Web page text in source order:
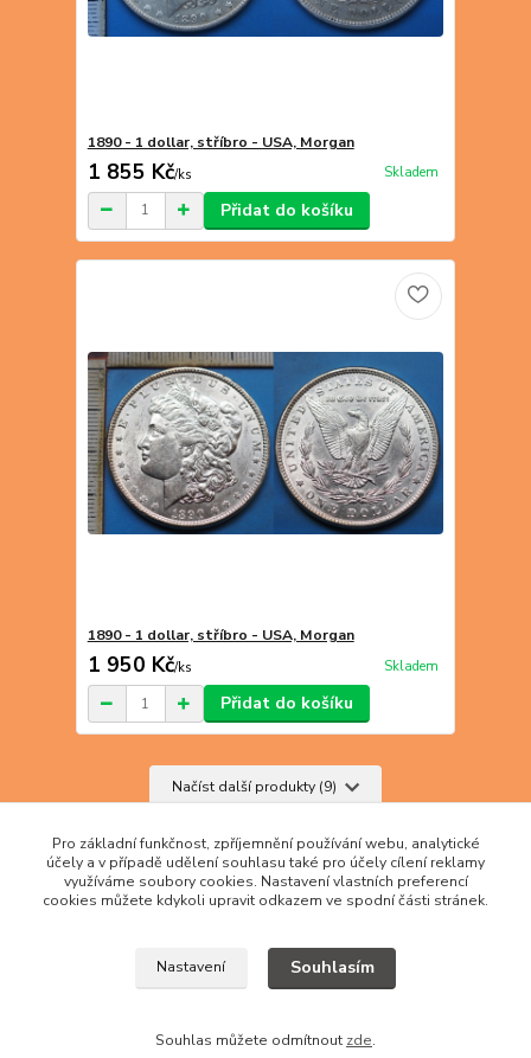
1890 - 1 dollar, stříbro - USA, Morgan
1 855 Kč/ks Skladem
Přidat do košíku
1890 - 1 dollar, stříbro - USA, Morgan
1 950 Kč/ks Skladem
Přidat do košíku
Načíst další produkty (9)
Pro základní funkčnost, zpříjemnění používání webu, analytické
účely a v případě udělení souhlasu také pro účely cílení reklamy
využíváme soubory cookies. Nastavení vlastních preferencí
cookies můžete kdykoli upravit odkazem ve spodní části stránek.
Nastavení Souhlasím
Souhlas můžete odmítnout zde.